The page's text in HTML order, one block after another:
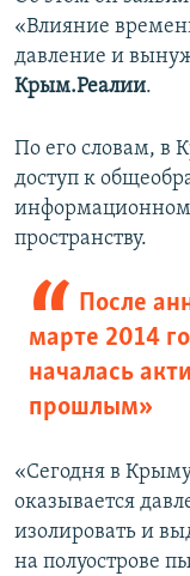
«Влияние
давление и
Крым.Реалии.
По его словам, в
доступ к
пространству.
После
марте 2014
началась
прошлым»
«Сегодня в
оказывается
изолировать и
на полуострове